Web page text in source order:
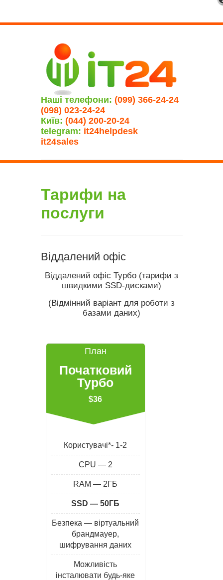
Наші телефони: (099) 366-24-24
(098) 023-24-24
Київ: (044) 200-20-24
telegram: it24helpdesk
it24sales
Тарифи на
послуги
Віддалений офіс
Віддалений офіс Турбо (тарифи з
швидкими SSD-дисками)
(Відмінний варіант для роботи з
базами даних)
План
Початковий
Турбо
$36
Користувачі*- 1-2
CPU — 2
RAM — 2ГБ
SSD — 50ГБ
Безпека — віртуальний
брандмауер,
шифрування даних
Можливість
інсталювати будь-яке